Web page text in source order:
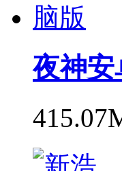
夜神安